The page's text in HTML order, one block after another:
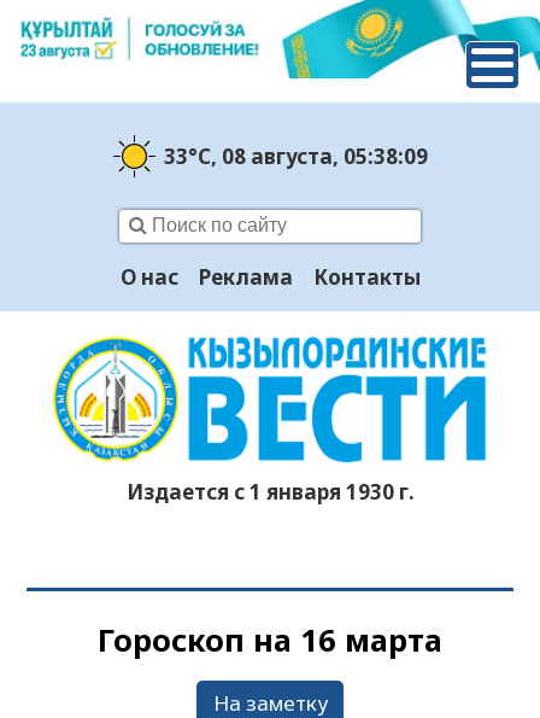
33°C, 08 августа, 05:38:09
О нас Реклама Контакты
Издается с 1 января 1930 г.
Гороскоп на 16 марта
На заметку